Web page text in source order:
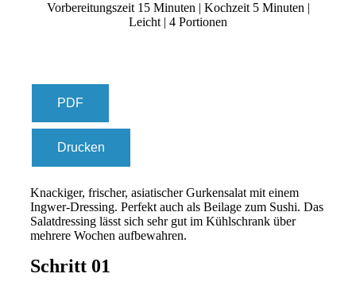
Vorbereitungszeit 15 Minuten | Kochzeit 5 Minuten |
Leicht | 4 Portionen
PDF
Drucken
Knackiger, frischer, asiatischer Gurkensalat mit einem
Ingwer-Dressing. Perfekt auch als Beilage zum Sushi. Das
Salatdressing lässt sich sehr gut im Kühlschrank über
mehrere Wochen aufbewahren.
Schritt 01